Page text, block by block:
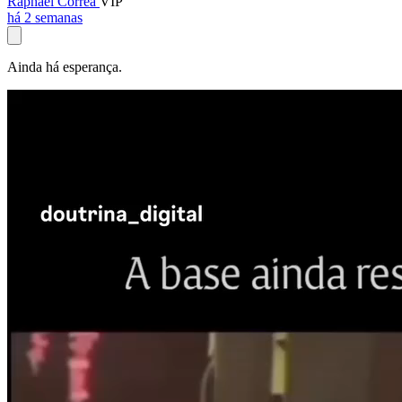
há 2 semanas
Ainda há esperança.